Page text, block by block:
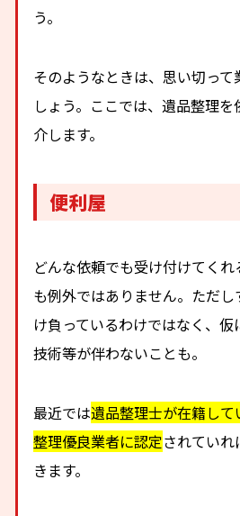
う。
そのようなときは、思い切って
しょう。ここでは、遺品整理
介します。
便利屋
どんな依頼でも受け付けてく
も例外ではありません。ただ
け負っているわけではなく、仮
技術等が伴わないことも。
最近では遺品整理士が在籍し
整理優良業者に認定されてい
きます。